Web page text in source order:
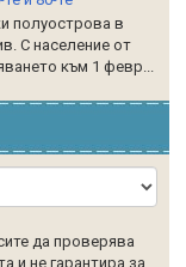
полуострова в
С население от
към 1 февр...
да проверява
и не гарантира за